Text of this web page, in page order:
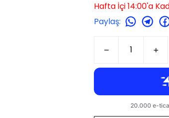
Hafta İçi 14:00'a
Paylaş: